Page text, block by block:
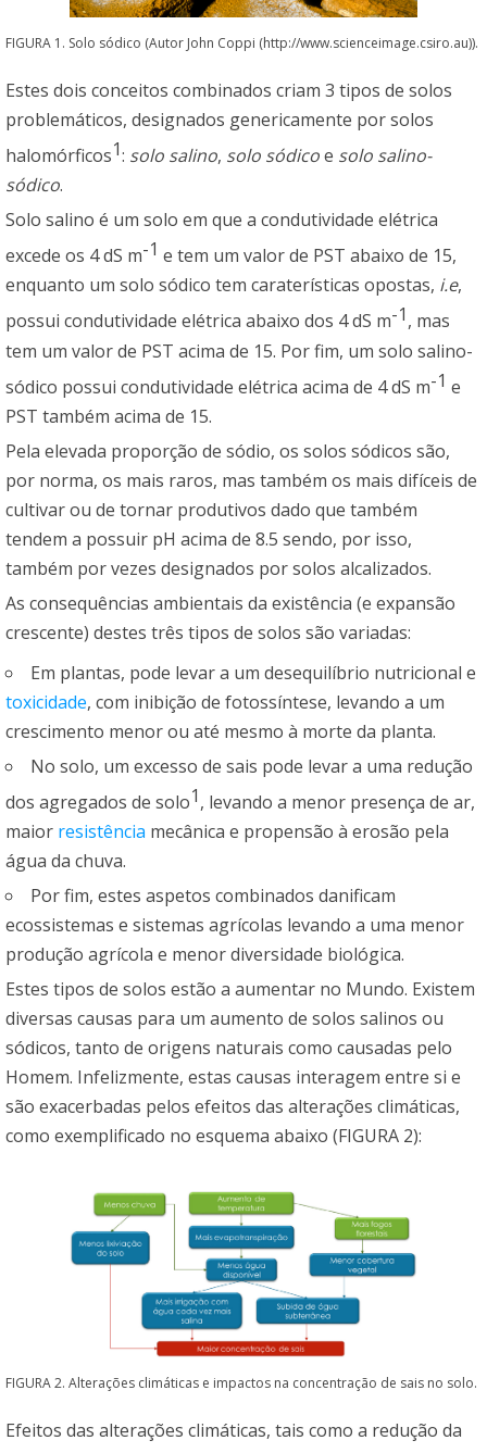
FIGURA 1. Solo sódico (Autor John Coppi (http://www.scienceimage.csiro.au)).
Estes dois conceitos combinados criam 3 tipos de solos
problemáticos, designados genericamente por solos
halomórficos1: solo salino, solo sódicoe solo salino-
sódico.
Solo salino é um solo em que a condutividade elétrica
excede os 4 dS m-1 e tem um valor de PST abaixo de 15,
enquanto um solo sódico tem caraterísticas opostas, i.e,
possui condutividade elétrica abaixo dos 4 dS m-1, mas
tem um valor de PST acima de 15. Por fim, um solo salino-
sódico possui condutividade elétrica acima de 4 dS m-1 e
PST também acima de 15.
Pela elevada proporção de sódio, os solos sódicos são,
por norma, os mais raros, mas também os mais difíceis de
cultivar ou de tornar produtivos dado que também
tendem a possuir pH acima de 8.5 sendo, por isso,
também por vezes designados por solos alcalizados.
As consequências ambientais da existência (e expansão
crescente) destes três tipos de solos são variadas:
Em plantas, pode levar a um desequilíbrio nutricional e
toxicidade, com inibição de fotossíntese, levando a um
crescimento menor ou até mesmo à morte da planta.
No solo, um excesso de sais pode levar a uma redução
dos agregados de solo1, levando a menor presença de ar,
maior resistência mecânica e propensão à erosão pela
água da chuva.
Por fim, estes aspetos combinados danificam
ecossistemas e sistemas agrícolas levando a uma menor
produção agrícola e menor diversidade biológica.
Estes tipos de solos estão a aumentar no Mundo. Existem
diversas causas para um aumento de solos salinos ou
sódicos, tanto de origens naturais como causadas pelo
Homem. Infelizmente, estas causas interagem entre si e
são exacerbadas pelos efeitos das alterações climáticas,
como exemplificado no esquema abaixo (FIGURA 2):
FIGURA 2. Alterações climáticas e impactos na concentração de sais no solo.
Efeitos das alterações climáticas, tais como a redução da